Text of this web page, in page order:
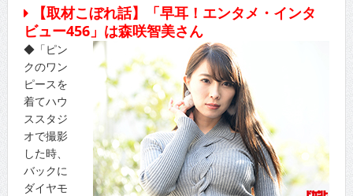
【取材こぼれ話】「早耳！エンタメ・インタ
ビュー456」は森咲智美さん
◆「ピン
クのワン
ピースを
着てハウ
ススタジ
オで撮影
した時、
バックに
ダイヤモ